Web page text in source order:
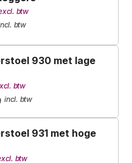
930 met lage
931 met hoge